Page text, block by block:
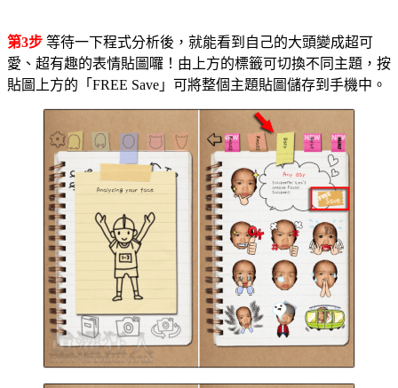
第3步 等待一下程式分析後，就能看到自己的大頭變成超可
愛、超有趣的表情貼圖囉！由上方的標籤可切換不同主題，按
貼圖上方的「FREE Save」可將整個主題貼圖儲存到手機中。